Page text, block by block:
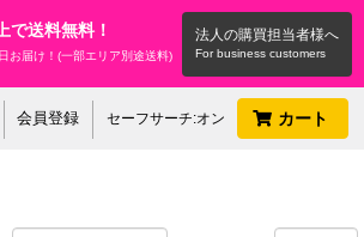
法人の購買担当者様へ
で送料無料！
お届け！(一部エリア別途送料)
会員登録 セーフサーチ:オン カート